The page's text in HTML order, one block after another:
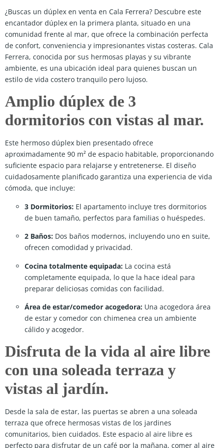
¿Buscas un dúplex en venta en Cala Ferrera? Descubre este
encantador dúplex en la primera planta, situado en una
comunidad frente al mar, que ofrece la combinación perfecta
de confort, conveniencia y impresionantes vistas costeras. Cala
Ferrera, conocida por sus hermosas playas y su vibrante
ambiente, es una ubicación ideal para quienes buscan un
estilo de vida costero tranquilo pero lujoso.
Amplio dúplex de 3
dormitorios con vistas al mar.
Este hermoso dúplex bien presentado ofrece
aproximadamente 90 m² de espacio habitable, proporcionando
suficiente espacio para relajarse y entretenerse. El diseño
cuidadosamente planificado garantiza una experiencia de vida
cómoda, que incluye:
3 Dormitorios: El apartamento incluye tres dormitorios
de buen tamaño, perfectos para familias o huéspedes.
2 Baños: Dos baños modernos, incluyendo uno en suite,
ofrecen comodidad y privacidad.
Cocina totalmente equipada: La cocina está
completamente equipada, lo que la hace ideal para
preparar deliciosas comidas con facilidad.
Área de estar/comedor acogedora: Una acogedora área
de estar y comedor con chimenea crea un ambiente
cálido y acogedor.
Disfruta de la vida al aire libre
con una soleada terraza y
vistas al jardín.
Desde la sala de estar, las puertas se abren a una soleada
terraza que ofrece hermosas vistas de los jardines
comunitarios, bien cuidados. Este espacio al aire libre es
perfecto para disfrutar de un café por la mañana, comer al aire